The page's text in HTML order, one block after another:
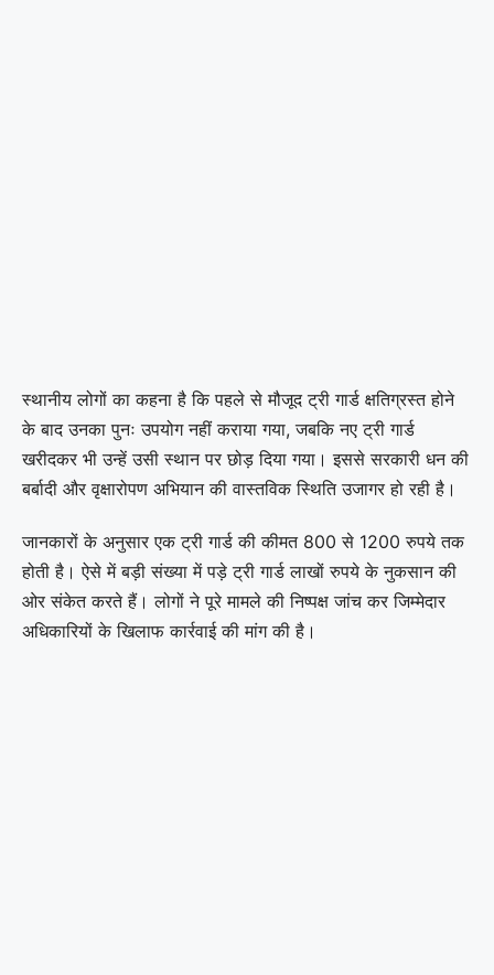
स्थानीय लोगों का कहना है कि पहले से मौजूद ट्री गार्ड क्षतिग्रस्त होने
के बाद उनका पुनः उपयोग नहीं कराया गया, जबकि नए ट्री गार्ड
खरीदकर भी उन्हें उसी स्थान पर छोड़ दिया गया। इससे सरकारी धन की
बर्बादी और वृक्षारोपण अभियान की वास्तविक स्थिति उजागर हो रही है।
जानकारों के अनुसार एक ट्री गार्ड की कीमत 800 से 1200 रुपये तक
होती है। ऐसे में बड़ी संख्या में पड़े ट्री गार्ड लाखों रुपये के नुकसान की
ओर संकेत करते हैं। लोगों ने पूरे मामले की निष्पक्ष जांच कर जिम्मेदार
अधिकारियों के खिलाफ कार्रवाई की मांग की है।